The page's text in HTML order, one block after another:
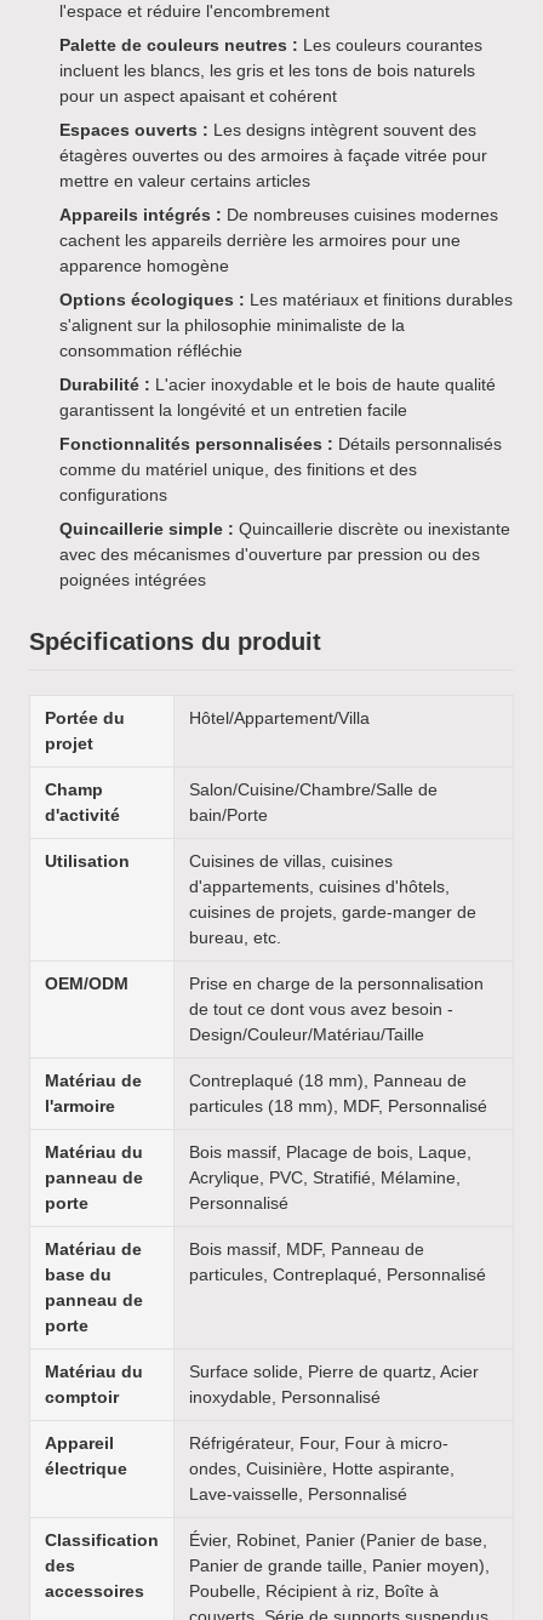
l'espace et réduire l'encombrement
Palette de couleurs neutres : Les couleurs courantes
incluent les blancs, les gris et les tons de bois naturels
pour un aspect apaisant et cohérent
Espaces ouverts : Les designs intègrent souvent des
étagères ouvertes ou des armoires à façade vitrée pour
mettre en valeur certains articles
Appareils intégrés : De nombreuses cuisines modernes
cachent les appareils derrière les armoires pour une
apparence homogène
Options écologiques : Les matériaux et finitions durables
s'alignent sur la philosophie minimaliste de la
consommation réfléchie
Durabilité : L'acier inoxydable et le bois de haute qualité
garantissent la longévité et un entretien facile
Fonctionnalités personnalisées : Détails personnalisés
comme du matériel unique, des finitions et des
configurations
Quincaillerie simple : Quincaillerie discrète ou inexistante
avec des mécanismes d'ouverture par pression ou des
poignées intégrées
Spécifications du produit
Portée du
projet
Hôtel/Appartement/Villa
Champ
d'activité
Salon/Cuisine/Chambre/Salle de
bain/Porte
Utilisation
Cuisines de villas, cuisines
d'appartements, cuisines d'hôtels,
cuisines de projets, garde-manger de
bureau, etc.
OEM/ODM
Prise en charge de la personnalisation
de tout ce dont vous avez besoin -
Design/Couleur/Matériau/Taille
Matériau de
l'armoire
Contreplaqué (18 mm), Panneau de
particules (18 mm), MDF, Personnalisé
Matériau du
panneau de
porte
Bois massif, Placage de bois, Laque,
Acrylique, PVC, Stratifié, Mélamine,
Personnalisé
Matériau de
base du
panneau de
porte
Bois massif, MDF, Panneau de
particules, Contreplaqué, Personnalisé
Matériau du
comptoir
Surface solide, Pierre de quartz, Acier
inoxydable, Personnalisé
Appareil
électrique
Réfrigérateur, Four, Four à micro-
ondes, Cuisinière, Hotte aspirante,
Lave-vaisselle, Personnalisé
Classification
des
accessoires
Évier, Robinet, Panier (Panier de base,
Panier de grande taille, Panier moyen),
Poubelle, Récipient à riz, Boîte à